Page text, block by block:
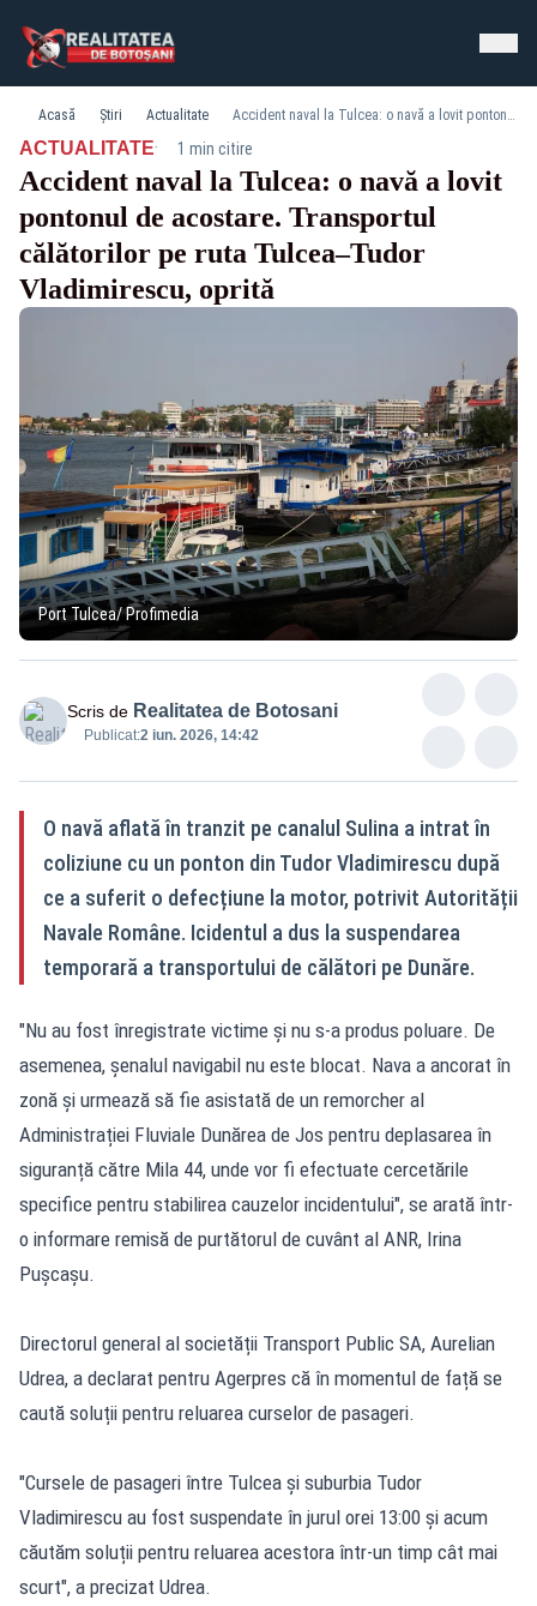
Acasă Știri Actualitate Accident naval la Tulcea: o navă a lovit pontonul de acostare. Transportul călătorilor pe ruta Tulcea–Tudor Vladimirescu, oprită
ACTUALITATE· 1 min citire
Accident naval la Tulcea: o navă a lovit
pontonul de acostare. Transportul
călătorilor pe ruta Tulcea–Tudor
Vladimirescu, oprită
Port Tulcea/ Profimedia
Scris de Realitatea de Botosani
Publicat:2 iun. 2026, 14:42
O navă aflată în tranzit pe canalul Sulina a intrat în
coliziune cu un ponton din Tudor Vladimirescu după
ce a suferit o defecțiune la motor, potrivit Autorității
Navale Române. Icidentul a dus la suspendarea
temporară a transportului de călători pe Dunăre.
"Nu au fost înregistrate victime și nu s-a produs poluare. De
asemenea, șenalul navigabil nu este blocat. Nava a ancorat în
zonă și urmează să fie asistată de un remorcher al
Administrației Fluviale Dunărea de Jos pentru deplasarea în
siguranță către Mila 44, unde vor fi efectuate cercetările
specifice pentru stabilirea cauzelor incidentului", se arată într-
o informare remisă de purtătorul de cuvânt al ANR, Irina
Pușcașu.
Directorul general al societății Transport Public SA, Aurelian
Udrea, a declarat pentru Agerpres că în momentul de față se
caută soluții pentru reluarea curselor de pasageri.
"Cursele de pasageri între Tulcea și suburbia Tudor
Vladimirescu au fost suspendate în jurul orei 13:00 și acum
căutăm soluții pentru reluarea acestora într-un timp cât mai
scurt", a precizat Udrea.